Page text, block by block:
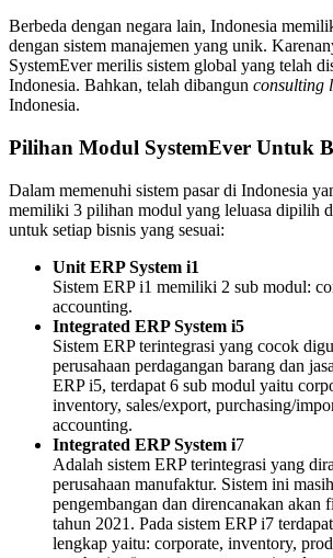
Berbeda dengan negara lain, Indonesia
dengan sistem manajemen yang unik.
SystemEver merilis sistem global yang telah
Indonesia. Bahkan, telah dibangun consulting
Indonesia.
Pilihan Modul SystemEver Untuk
Dalam memenuhi sistem pasar di Indonesia
memiliki 3 pilihan modul yang leluasa dipilih
untuk setiap bisnis yang sesuai:
Unit ERP System i1
Sistem ERP i1 memiliki 2 sub modul:
accounting.
Integrated ERP System i5
Sistem ERP terintegrasi yang cocok
perusahaan perdagangan barang dan
ERP i5, terdapat 6 sub modul yaitu
inventory, sales/export, purchasing/
accounting.
Integrated ERP System i7
Adalah sistem ERP terintegrasi yang
perusahaan manufaktur. Sistem ini
pengembangan dan direncanakan akan
tahun 2021. Pada sistem ERP i7
lengkap yaitu: corporate, inventory,